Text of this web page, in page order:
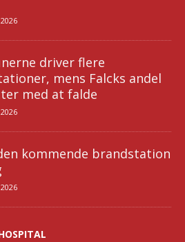
driver flere
mens Falcks andel
med at falde
kommende brandstation